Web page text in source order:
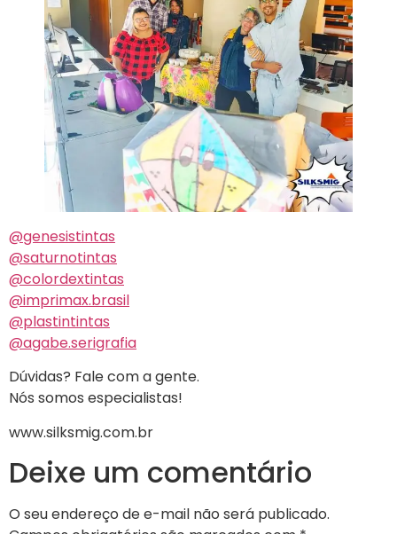
@genesistintas
@saturnotintas
@colordextintas
@imprimax.brasil
@plastintintas
@agabe.serigrafia
Dúvidas? Fale com a gente.
Nós somos especialistas!
www.silksmig.com.br
Deixe um comentário
O seu endereço de e-mail não será publicado.